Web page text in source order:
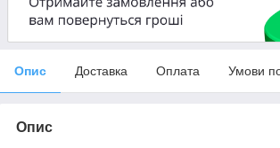
Опис Доставка Оплата Умови
Опис